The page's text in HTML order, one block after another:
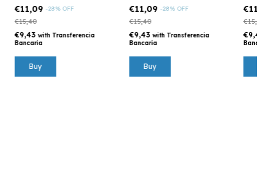
€11,09 -28% OFF
€15,40
€9,43with Transferencia
Bancaria
€11,09 -28% OFF
€15,40
€9,43with Transferencia
Bancaria
€15,40
€9,43